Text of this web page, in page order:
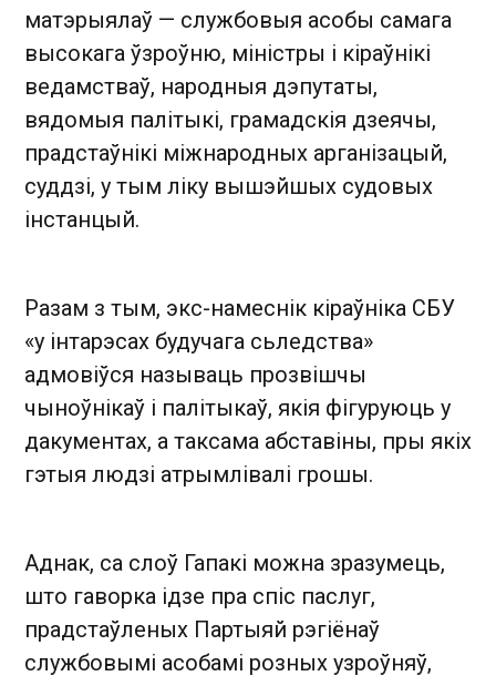
матэрыялаў — службовыя асобы самага
высокага ўзроўню, міністры і кіраўнікі
ведамстваў, народныя дэпутаты,
вядомыя палітыкі, грамадскія дзеячы,
прадстаўнікі міжнародных арганізацый,
суддзі, у тым ліку вышэйшых судовых
інстанцый.
Разам з тым, экс-намеснік кіраўніка СБУ
«у інтарэсах будучага сьледства»
адмовіўся называць прозвішчы
чыноўнікаў і палітыкаў, якія фігуруюць у
дакументах, а таксама абставіны, пры якіх
гэтыя людзі атрымлівалі грошы.
Аднак, са слоў Гапакі можна зразумець,
што гаворка ідзе пра спіс паслуг,
прадстаўленых Партыяй рэгіёнаў
службовымі асобамі розных узроўняў,